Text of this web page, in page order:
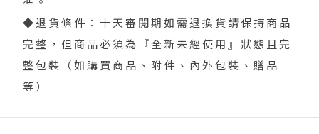
◆退貨條件：十天審閱期如需退換貨請保持商品
完整，但商品必須為『全新未經使用』狀態且完
整包裝（如購買商品、附件、內外包裝、贈品
等）